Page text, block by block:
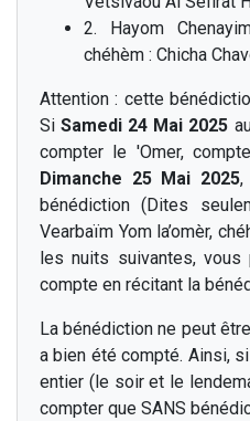
2. Hayom
chéhèm : Chicha
Attention : cette
SiSamedi 24 Mai 2025
compter le 'Omer,
Dimanche 25 Mai 2025,
bénédiction (Dites
Vearbaïm Yom la’omèr,
les nuits suivantes, vous
compte en récitant la
La bénédiction ne peut
a bien été compté. Ainsi,
entier (le soir et le
compter que SANS